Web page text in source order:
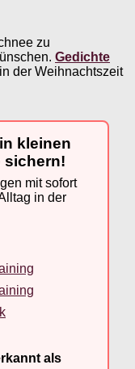
zu
Gedichte
der Weihnachtszeit
kleinen
sichern!
mit sofort
in der
als